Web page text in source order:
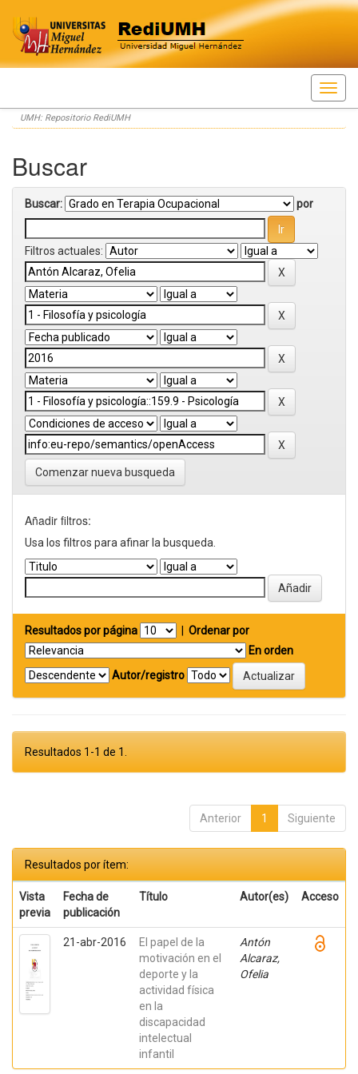
Skip
navigation
UMH: Repositorio RediUMH
Buscar
Buscar: por
Filtros actuales:
Comenzar nueva busqueda
Añadir filtros:
Usa los filtros para afinar la busqueda.
Resultados por página
Ordenar por
En orden
Autor/registro
Resultados 1-1 de 1.
Anterior 1 Siguiente
Resultados por ítem:
Vista
previa
Fecha de
publicación
Título Autor(es) Acceso
21-abr-2016
El papel de la
motivación en el
deporte y la
actividad física
en la
discapacidad
intelectual
infantil
Antón
Alcaraz,
Ofelia